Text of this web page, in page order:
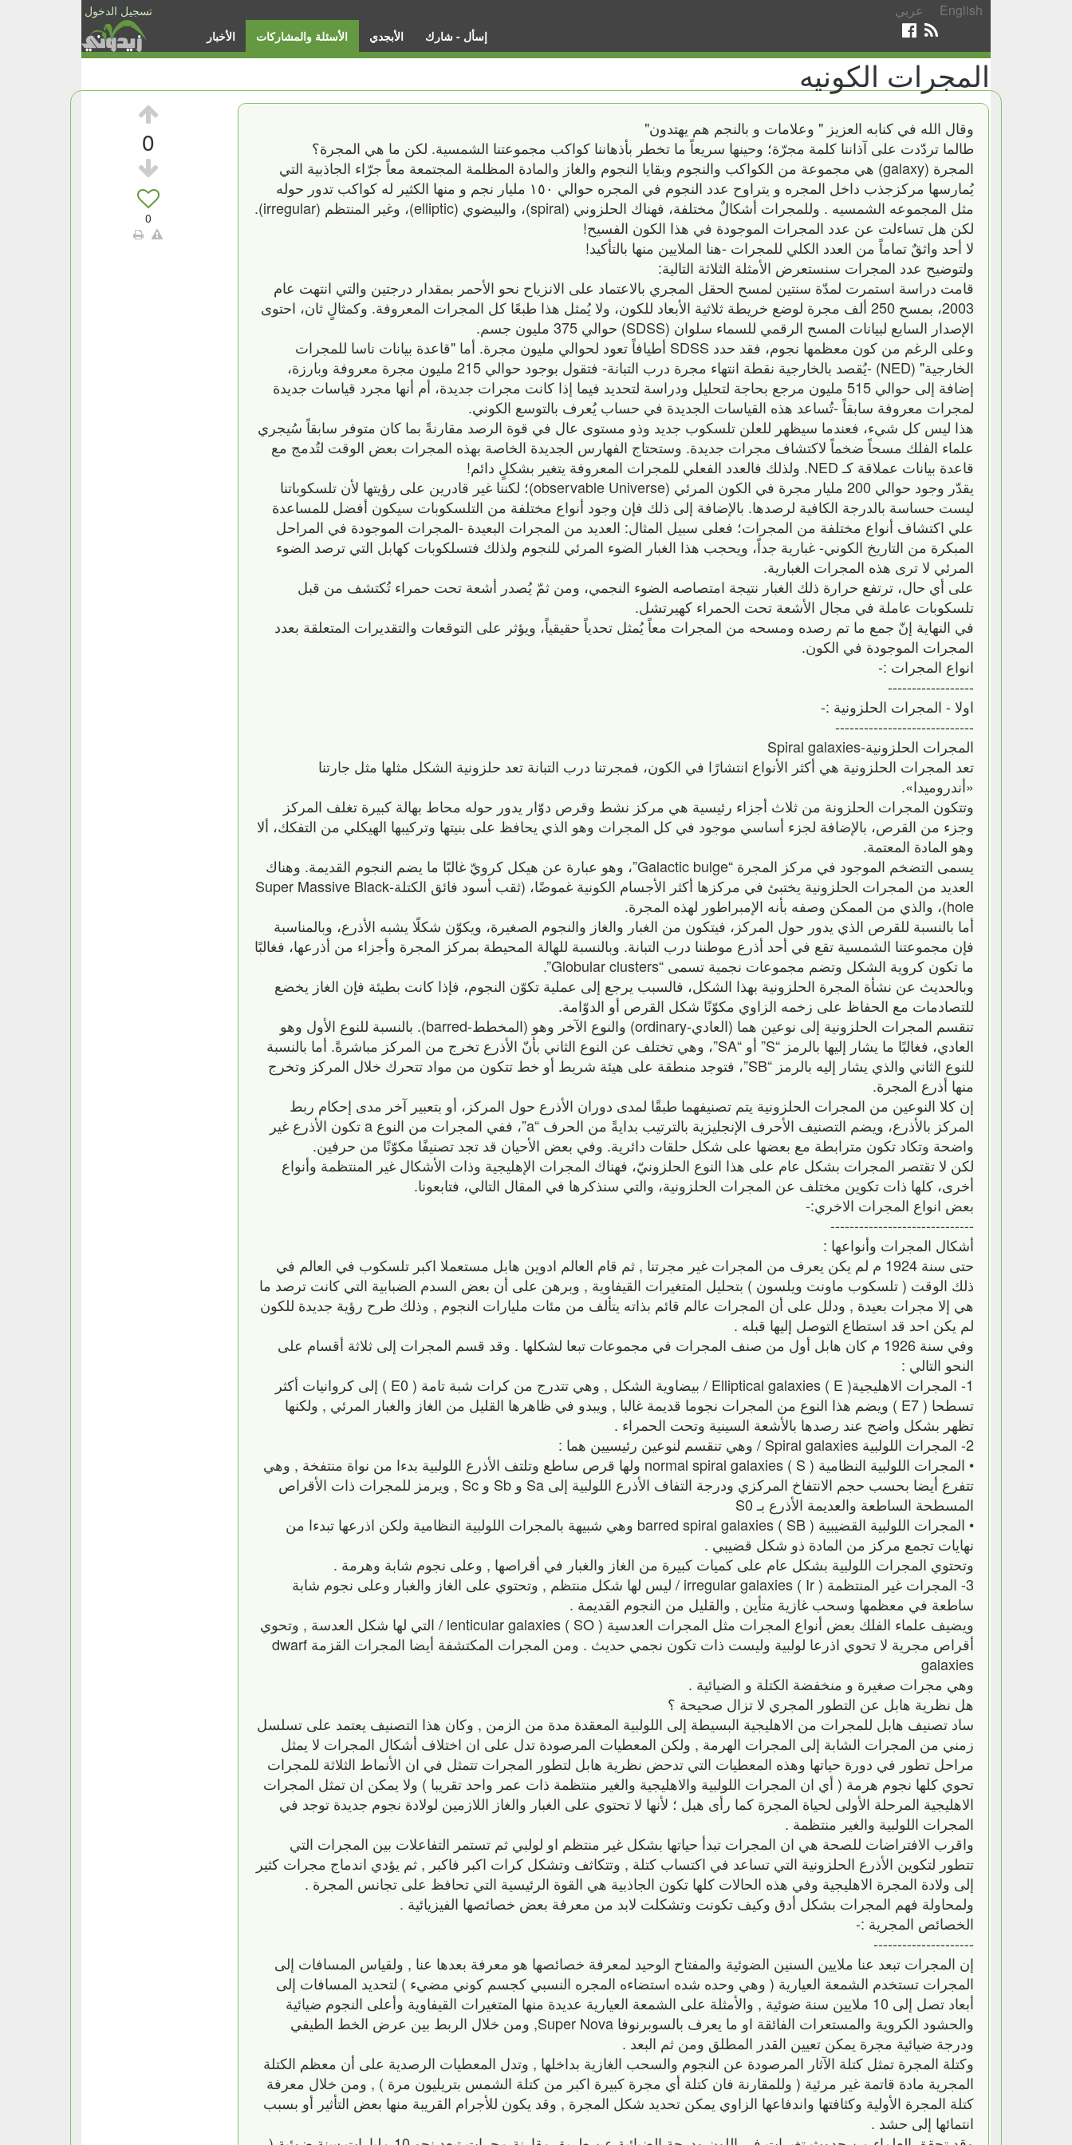
تسجيل الدخول عربي English
الأخبار الأسئلة والمشاركات الأبجدي إسأل - شارك
المجرات الكونيه
0
0
وقال الله في كنابه العزيز " وعلامات و بالنجم هم يهتدون"
طالما تردّدت على آذاننا كلمة مجرّة؛ وحينها سريعاً ما تخطر بأذهاننا كواكب مجموعتنا الشمسية. لكن ما هي المجرة؟
المجرة (galaxy) هي مجموعة من الكواكب والنجوم وبقايا النجوم والغاز والمادة المظلمة المجتمعة معاً جرّاء الجاذبية التي
يُمارسها مركزجذب داخل المجره و يتراوح عدد النجوم في المجره حوالي ١٥٠ مليار نجم و منها الكثير له كواكب تدور حوله
مثل المجموعه الشمسيه . وللمجرات أشكالٌ مختلفة، فهناك الحلزوني (spiral)، والبيضوي (elliptic)، وغير المنتظم (irregular).
لكن هل تساءلت عن عدد المجرات الموجودة في هذا الكون الفسيح!
لا أحد واثقٌ تماماً من العدد الكلي للمجرات -هنا الملايين منها بالتأكيد!
ولتوضيح عدد المجرات سنستعرض الأمثلة الثلاثة التالية:
قامت دراسة استمرت لمدّة سنتين لمسح الحقل المجري بالاعتماد على الانزياح نحو الأحمر بمقدار درجتين والتي انتهت عام
2003، بمسح 250 ألف مجرة لوضع خريطة ثلاثية الأبعاد للكون، ولا يُمثل هذا طبعًا كل المجرات المعروفة. وكمثالٍ ثان، احتوى
الإصدار السابع لبيانات المسح الرقمي للسماء سلوان (SDSS) حوالي 375 مليون جسم.
وعلى الرغم من كون معظمها نجوم، فقد حدد SDSS أطيافاً تعود لحوالي مليون مجرة. أما "قاعدة بيانات ناسا للمجرات
الخارجية" (NED) -يُقصد بالخارجية نقطة انتهاء مجرة درب التبانة- فتقول بوجود حوالي 215 مليون مجرة معروفة وبارزة،
إضافة إلى حوالي 515 مليون مرجع بحاجة لتحليل ودراسة لتحديد فيما إذا كانت مجرات جديدة، أم أنها مجرد قياسات جديدة
لمجرات معروفة سابقاً -تُساعد هذه القياسات الجديدة في حساب يُعرف بالتوسع الكوني.
هذا ليس كل شيء، فعندما سيظهر للعلن تلسكوب جديد وذو مستوى عال في قوة الرصد مقارنةً بما كان متوفر سابقاً سُيجري
علماء الفلك مسحاً ضخماً لاكتشاف مجرات جديدة. وستحتاج الفهارس الجديدة الخاصة بهذه المجرات بعض الوقت لتُدمج مع
قاعدة بيانات عملاقة كـ NED. ولذلك فالعدد الفعلي للمجرات المعروفة يتغير بشكلٍ دائم!
يقدّر وجود حوالي 200 مليار مجرة في الكون المرئي (observable Universe)؛ لكننا غير قادرين على رؤيتها لأن تلسكوباتنا
ليست حساسة بالدرجة الكافية لرصدها. بالإضافة إلى ذلك فإن وجود أنواع مختلفة من التلسكوبات سيكون أفضل للمساعدة
علي اكتشاف أنواع مختلفة من المجرات؛ فعلى سبيل المثال: العديد من المجرات البعيدة -المجرات الموجودة في المراحل
المبكرة من التاريخ الكوني- غبارية جداً، ويحجب هذا الغبار الضوء المرئي للنجوم ولذلك فتسلكوبات كهابل التي ترصد الضوء
المرئي لا ترى هذه المجرات الغبارية.
على أي حال، ترتفع حرارة ذلك الغبار نتيجة امتصاصه الضوء النجمي، ومن ثمّ يُصدر أشعة تحت حمراء تُكتشف من قبل
تلسكوبات عاملة في مجال الأشعة تحت الحمراء كهيرتشل.
في النهاية إنّ جمع ما تم رصده ومسحه من المجرات معاً يُمثل تحدياً حقيقياً، ويؤثر على التوقعات والتقديرات المتعلقة بعدد
المجرات الموجودة في الكون.
انواع المجرات :-
------------------
اولا - المجرات الحلزونية :-
-----------------------------
المجرات الحلزونية-Spiral galaxies
تعد المجرات الحلزونية هي أكثر الأنواع انتشارًا في الكون، فمجرتنا درب التبانة تعد حلزونية الشكل مثلها مثل جارتنا
«أندروميدا».
وتتكون المجرات الحلزونة من ثلاث أجزاء رئيسية هي مركز نشط وقرص دوّار يدور حوله محاط بهالة كبيرة تغلف المركز
وجزء من القرص، بالإضافة لجزء أساسي موجود في كل المجرات وهو الذي يحافظ على بنيتها وتركيبها الهيكلي من التفكك، ألا
وهو المادة المعتمة.
يسمى التضخم الموجود في مركز المجرة “Galactic bulge”، وهو عبارة عن هيكل كرويّ غالبًا ما يضم النجوم القديمة. وهناك
العديد من المجرات الحلزونية يختبئ في مركزها أكثر الأجسام الكونية غموضًا، (ثقب أسود فائق الكتلة-Super Massive Black
hole)، والذي من الممكن وصفه بأنه الإمبراطور لهذه المجرة.
أما بالنسبة للقرص الذي يدور حول المركز، فيتكون من الغبار والغاز والنجوم الصغيرة، ويكوّن شكلًا يشبه الأذرع، وبالمناسبة
فإن مجموعتنا الشمسية تقع في أحد أذرع موطننا درب التبانة. وبالنسبة للهالة المحيطة بمركز المجرة وأجزاء من أذرعها، فغالبًا
ما تكون كروية الشكل وتضم مجموعات نجمية تسمى “Globular clusters”.
وبالحديث عن نشأة المجرة الحلزونية بهذا الشكل، فالسبب يرجع إلى عملية تكوّن النجوم، فإذا كانت بطيئة فإن الغاز يخضع
للتصادمات مع الحفاظ على زخمه الزاوي مكوّنًا شكل القرص أو الدوّامة.
تنقسم المجرات الحلزونية إلى نوعين هما (العادي-ordinary) والنوع الآخر وهو (المخطط-barred). بالنسبة للنوع الأول وهو
العادي، فغالبًا ما يشار إليها بالرمز “S” أو “SA”، وهي تختلف عن النوع الثاني بأنّ الأذرع تخرج من المركز مباشرةً. أما بالنسبة
للنوع الثاني والذي يشار إليه بالرمز “SB”، فتوجد منطقة على هيئة شريط أو خط تتكون من مواد تتحرك خلال المركز وتخرج
منها أذرع المجرة.
إن كلا النوعين من المجرات الحلزونية يتم تصنيفهما طبقًا لمدى دوران الأذرع حول المركز، أو بتعبير آخر مدى إحكام ربط
المركز بالأذرع، ويضم التصنيف الأحرف الإنجليزية بالترتيب بدايةً من الحرف “a”، ففي المجرات من النوع a تكون الأذرع غير
واضحة وتكاد تكون مترابطة مع بعضها على شكل حلقات دائرية. وفي بعض الأحيان قد تجد تصنيفًا مكوّنًا من حرفين.
لكن لا تقتصر المجرات بشكل عام على هذا النوع الحلزونيّ، فهناك المجرات الإهليجية وذات الأشكال غير المنتظمة وأنواع
أخرى، كلها ذات تكوين مختلف عن المجرات الحلزونية، والتي سنذكرها في المقال التالي، فتابعونا.
بعض انواع المجرات الاخري:-
------------------------------
أشكال المجرات وأنواعها :
حتى سنة 1924 م لم يكن يعرف من المجرات غير مجرتنا , ثم قام العالم ادوين هابل مستعملا اكبر تلسكوب في العالم في
ذلك الوقت ( تلسكوب ماونت ويلسون ) بتحليل المتغيرات القيفاوية , وبرهن على أن بعض السدم الضبابية التي كانت ترصد ما
هي إلا مجرات بعيدة , ودلل على أن المجرات عالم قائم بذاته يتألف من مئات مليارات النجوم , وذلك طرح رؤية جديدة للكون
لم يكن احد قد استطاع التوصل إليها قبله .
وفي سنة 1926 م كان هابل أول من صنف المجرات في مجموعات تبعا لشكلها . وقد قسم المجرات إلى ثلاثة أقسام على
النحو التالي :
1- المجرات الاهليجيةElliptical galaxies ( E ) / بيضاوية الشكل , وهي تتدرج من كرات شبة تامة ( E0 ) إلى كروانيات أكثر
تسطحا ( E7 ) ويضم هذا النوع من المجرات نجوما قديمة غالبا , ويبدو في ظاهرها القليل من الغاز والغبار المرئي , ولكنها
تظهر بشكل واضح عند رصدها بالأشعة السينية وتحت الحمراء .
2- المجرات اللولبية Spiral galaxies / وهي تنقسم لنوعين رئيسيين هما :
• المجرات اللولبية النظامية normal spiral galaxies ( S ) ولها قرص ساطع وتلتف الأذرع اللولبية بدءا من نواة منتفخة , وهي
تتفرع أيضا بحسب حجم الانتفاخ المركزي ودرجة التفاف الأذرع اللولبية إلى Sa و Sb و Sc , ويرمز للمجرات ذات الأقراص
المسطحة الساطعة والعديمة الأذرع بـ S0
• المجرات اللولبية القضيبية barred spiral galaxies ( SB ) وهي شبيهة بالمجرات اللولبية النظامية ولكن اذرعها تبدءا من
نهايات تجمع مركز من المادة ذو شكل قضيبي .
وتحتوي المجرات اللولبية بشكل عام على كميات كبيرة من الغاز والغبار في أقراصها , وعلى نجوم شابة وهرمة .
3- المجرات غير المنتظمة irregular galaxies ( Ir ) / ليس لها شكل منتظم , وتحتوي على الغاز والغبار وعلى نجوم شابة
ساطعة في معظمها وسحب غازية متأين , والقليل من النجوم القديمة .
ويضيف علماء الفلك بعض أنواع المجرات مثل المجرات العدسية lenticular galaxies ( SO ) / التي لها شكل العدسة , وتحوي
أقراص مجرية لا تحوي اذرعا لولبية وليست ذات تكون نجمي حديث . ومن المجرات المكتشفة أيضا المجرات القزمة dwarf
galaxies
وهي مجرات صغيرة و منخفضة الكتلة و الضيائية .
هل نظرية هابل عن التطور المجري لا تزال صحيحة ؟
ساد تصنيف هابل للمجرات من الاهليجية البسيطة إلى اللولبية المعقدة مدة من الزمن , وكان هذا التصنيف يعتمد على تسلسل
زمني من المجرات الشابة إلى المجرات الهرمة , ولكن المعطيات المرصودة تدل على ان اختلاف أشكال المجرات لا يمثل
مراحل تطور في دورة حياتها وهذه المعطيات التي تدحض نظرية هابل لتطور المجرات تتمثل في ان الأنماط الثلاثة للمجرات
تحوي كلها نجوم هرمة ( أي ان المجرات اللولبية والاهليجية والغير منتظمة ذات عمر واحد تقريبا ) ولا يمكن ان تمثل المجرات
الاهليجية المرحلة الأولى لحياة المجرة كما رأى هبل ؛ لأنها لا تحتوي على الغبار والغاز اللازمين لولادة نجوم جديدة توجد في
المجرات اللولبية والغير منتظمة .
واقرب الافتراضات للصحة هي ان المجرات تبدأ حياتها بشكل غير منتظم او لولبي ثم تستمر التفاعلات بين المجرات التي
تتطور لتكوين الأذرع الحلزونية التي تساعد في اكتساب كتلة , وتتكاثف وتشكل كرات اكبر فاكبر , ثم يؤدي اندماج مجرات كثير
إلى ولادة المجرة الاهليجية وفي هذه الحالات كلها تكون الجاذبية هي القوة الرئيسية التي تحافظ على تجانس المجرة .
ولمحاولة فهم المجرات بشكل أدق وكيف تكونت وتشكلت لابد من معرفة بعض خصائصها الفيزيائية .
الخصائص المجرية :-
---------------------
إن المجرات تبعد عنا ملايين السنين الضوئية والمفتاح الوحيد لمعرفة خصائصها هو معرفة بعدها عنا , ولقياس المسافات إلى
المجرات تستخدم الشمعة العيارية ( وهي وحده شده استضاءه المجره النسبي كجسم كوني مضيء ) لتحديد المسافات إلى
أبعاد تصل إلى 10 ملايين سنة ضوئية , والأمثلة على الشمعة العيارية عديدة منها المتغيرات القيفاوية وأعلى النجوم ضيائية
والحشود الكروية والمستعرات الفائقة او ما يعرف بالسوبرنوفا Super Nova, ومن خلال الربط بين عرض الخط الطيفي
ودرجة ضيائية مجرة يمكن تعيين القدر المطلق ومن ثم البعد .
وكتلة المجرة تمثل كتلة الآثار المرصودة عن النجوم والسحب الغازية بداخلها , وتدل المعطيات الرصدية على أن معظم الكتلة
المجرية مادة قاتمة غير مرئية ( وللمقارنة فان كتلة أي مجرة كبيرة اكبر من كتلة الشمس بتريليون مرة ) , ومن خلال معرفة
كتلة المجرة الأولية وكثافتها واندفاعها الزاوي يمكن تحديد شكل المجرة , وقد يكون للأجرام القريبة منها بعض التأثير أو بسبب
انتمائها إلى حشد .